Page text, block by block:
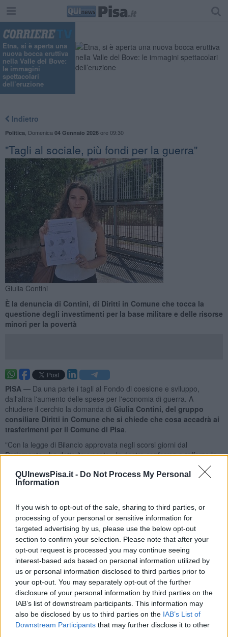
QUInewsPisa.it - Do Not Process My Personal
Information
If you wish to opt-out of the sale, sharing to third parties, or
processing of your personal or sensitive information for
targeted advertising by us, please use the below opt-out
section to confirm your selection. Please note that after your
opt-out request is processed you may continue seeing
interest-based ads based on personal information utilized by
us or personal information disclosed to third parties prior to
your opt-out. You may separately opt-out of the further
disclosure of your personal information by third parties on the
IAB’s list of downstream participants. This information may
also be disclosed by us to third parties on the IAB’s List of
Downstream Participants that may further disclose it to other
Etna, si è aperta una
nuova bocca eruttiva
nella Valle del Bove:
le immagini
spettacolari
dell’eruzione
Indietro
Politica Domenica 04 Gennaio 2026ore 09:30
"Tagli al sociale, più fondi per la guerra"
Giulia Contini
È la denuncia di Contini, di Diritti in Comune che tocca la
questione degli investimenti per la base militare e delle risorse
minori per la povertà
PISA — Da una parte i tagli al Fondo di coesione e sviluppo,
dall'altra l'aumento delle spese per l'economia di guerra. A
chiudere il cerchio la domanda di Giulia Contini, del gruppo
consiliare Diritti in Comune che si chiede che cosa accadrà ai
trasferimenti per il Comune di Pisa
"Con la legge di Bilancio approvata negli scorsi giorni dal
Parlamento - ha detto l'avvocata - la destra conferma e rafforza la
decisione di sostenere l'economia di guerra a discapito degli
investimenti sociali e delle politiche di redistribuzione e di sostegno
per le persone più fragili con effetti pesantissimi sui Comuni che
più pesante. Oltre mezzo miliardo in meno per i diritti se si
considera che sono stati tagliati 267 milioni al Fondo per la
lotta alla povertà e all’esclusione sociale mentre sono 300 i
milioni di euro sottratti, solo per il prossimo anno, al Fondo di
sviluppo e coesione: tagliare i diritti per investire nella guerra,
questo è il piano".
E dal nazionale al locale il passo breve, con la promesso, da parte
di Diritti in Comune di portare subito la questione in Commissione.
"Come faranno - ha aggiunto Contini - gli enti locali a far fronte a